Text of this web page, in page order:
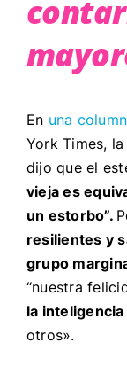
En una
York Times,
dijo que el
vieja es
un estorbo”.
resilientes y
grupo
“nuestra
la
otros».